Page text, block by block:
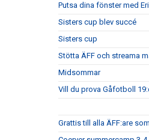
Putsa dina fönster med
Sisters cup blev succé
Sisters cup
Stötta ÄFF och streama
Midsommar
Vill du prova Gåfotboll
Grattis till alla ÄFF:are